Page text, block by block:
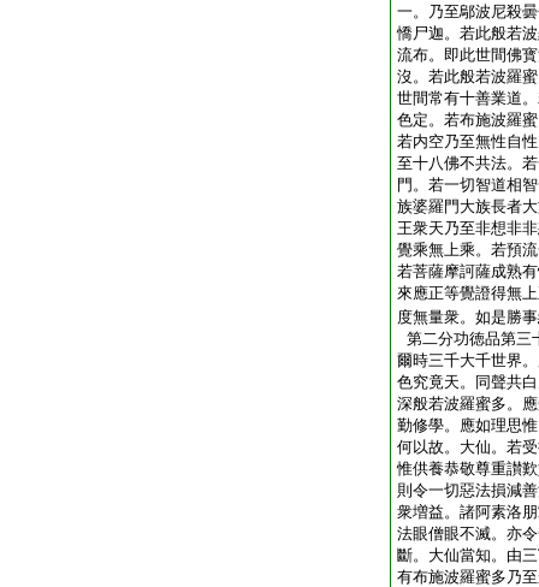
一。乃至鄔波尼殺
憍尸迦。若此般若
流布。即此世間佛
沒。若此般若波羅
世間常有十善業道
色定。若布施波羅
若内空乃至無性自
至十八佛不共法。
門。若一切智道相
族婆羅門大族長者
王衆天乃至非想非
覺乘無上乘。若預
若菩薩摩訶薩成熟
來應正等覺證得無
度無量衆。如是勝
第二分功徳品第三
爾時三千大千世界
色究竟天。同聲共
深般若波羅蜜多。
勤修學。應如理思
何以故。大仙。若
惟供養恭敬尊重讃
則令一切惡法損減
衆増益。諸阿素洛
法眼僧眼不滅。亦
斷。大仙當知。由
有布施波羅蜜多乃